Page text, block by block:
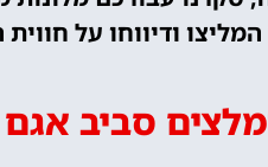
ודיווחו על
סביב